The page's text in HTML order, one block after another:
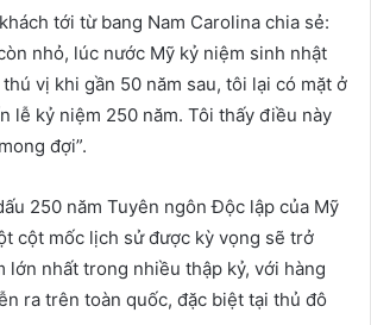
tới từ bang Nam Carolina chia sẻ:
nhỏ, lúc nước Mỹ kỷ niệm sinh nhật
vị khi gần 50 năm sau, tôi lại có mặt ở
lễ kỷ niệm 250 năm. Tôi thấy điều này
đợi”.
250 năm Tuyên ngôn Độc lập của Mỹ
cột mốc lịch sử được kỳ vọng sẽ trở
lớn nhất trong nhiều thập kỷ, với hàng
ra trên toàn quốc, đặc biệt tại thủ đô